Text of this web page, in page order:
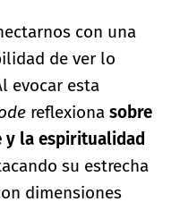
con una
de ver lo
evocar esta
reflexiona sobre
y la espiritualidad
su estrecha
dimensiones